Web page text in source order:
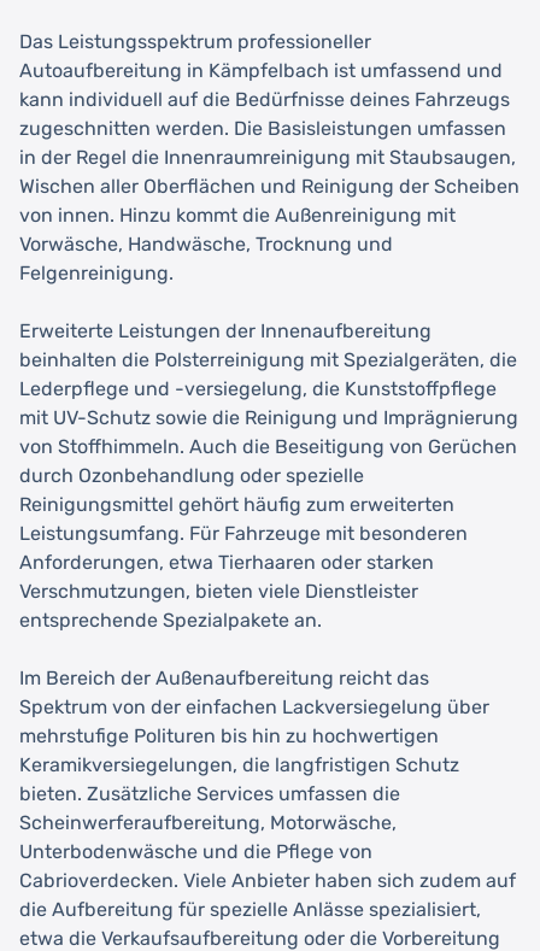
Das Leistungsspektrum professioneller
Autoaufbereitung in Kämpfelbach ist umfassend und
kann individuell auf die Bedürfnisse deines Fahrzeugs
zugeschnitten werden. Die Basisleistungen umfassen
in der Regel die Innenraumreinigung mit Staubsaugen,
Wischen aller Oberflächen und Reinigung der Scheiben
von innen. Hinzu kommt die Außenreinigung mit
Vorwäsche, Handwäsche, Trocknung und
Felgenreinigung.
Erweiterte Leistungen der Innenaufbereitung
beinhalten die Polsterreinigung mit Spezialgeräten, die
Lederpflege und -versiegelung, die Kunststoffpflege
mit UV-Schutz sowie die Reinigung und Imprägnierung
von Stoffhimmeln. Auch die Beseitigung von Gerüchen
durch Ozonbehandlung oder spezielle
Reinigungsmittel gehört häufig zum erweiterten
Leistungsumfang. Für Fahrzeuge mit besonderen
Anforderungen, etwa Tierhaaren oder starken
Verschmutzungen, bieten viele Dienstleister
entsprechende Spezialpakete an.
Im Bereich der Außenaufbereitung reicht das
Spektrum von der einfachen Lackversiegelung über
mehrstufige Polituren bis hin zu hochwertigen
Keramikversiegelungen, die langfristigen Schutz
bieten. Zusätzliche Services umfassen die
Scheinwerferaufbereitung, Motorwäsche,
Unterbodenwäsche und die Pflege von
Cabrioverdecken. Viele Anbieter haben sich zudem auf
die Aufbereitung für spezielle Anlässe spezialisiert,
etwa die Verkaufsaufbereitung oder die Vorbereitung